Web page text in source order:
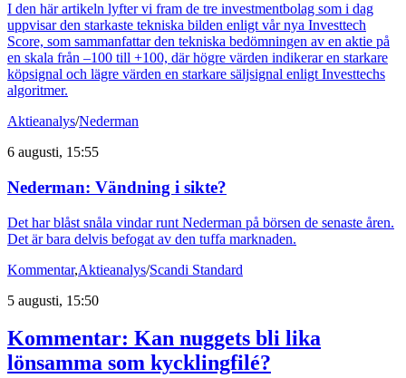
I den här artikeln lyfter vi fram de tre investmentbolag som i dag
uppvisar den starkaste tekniska bilden enligt vår nya Investtech
Score, som sammanfattar den tekniska bedömningen av en aktie på
en skala från –100 till +100, där högre värden indikerar en starkare
köpsignal och lägre värden en starkare säljsignal enligt Investtechs
algoritmer.
Aktieanalys/Nederman
6 augusti, 15:55
Nederman: Vändning i sikte?
Det har blåst snåla vindar runt Nederman på börsen de senaste åren.
Det är bara delvis befogat av den tuffa marknaden.
Kommentar,Aktieanalys/Scandi Standard
5 augusti, 15:50
Kommentar: Kan nuggets bli lika
lönsamma som kycklingfilé?